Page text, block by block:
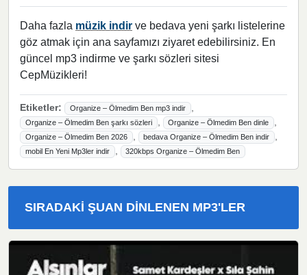
Daha fazla müzik indir ve bedava yeni şarkı listelerine
göz atmak için ana sayfamızı ziyaret edebilirsiniz. En
güncel mp3 indirme ve şarkı sözleri sitesi
CepMüzikleri!
Etiketler: Organize – Ölmedim Ben mp3 indir ,
Organize – Ölmedim Ben şarkı sözleri , Organize – Ölmedim Ben dinle ,
Organize – Ölmedim Ben 2026 , bedava Organize – Ölmedim Ben indir ,
mobil En Yeni Mp3ler indir , 320kbps Organize – Ölmedim Ben
SIRADAKI ŞUAN DINLENEN MP3'LER